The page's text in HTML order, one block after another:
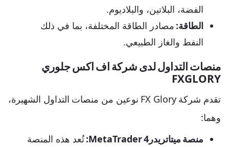
الفضة، البلاتين، والبلاديوم.
الطاقة: مصادر الطاقة المختلفة، بما في ذلك
النفط والغاز الطبيعي.
منصات التداول لدى شركة اف اكس جلوري
FXGLORY
تقدم شركة FX Glory نوعين من منصات التداول الشهيرة،
وهما:
منصة ميتاتريدرMetaTrader 4:
تُعد هذه المنصة